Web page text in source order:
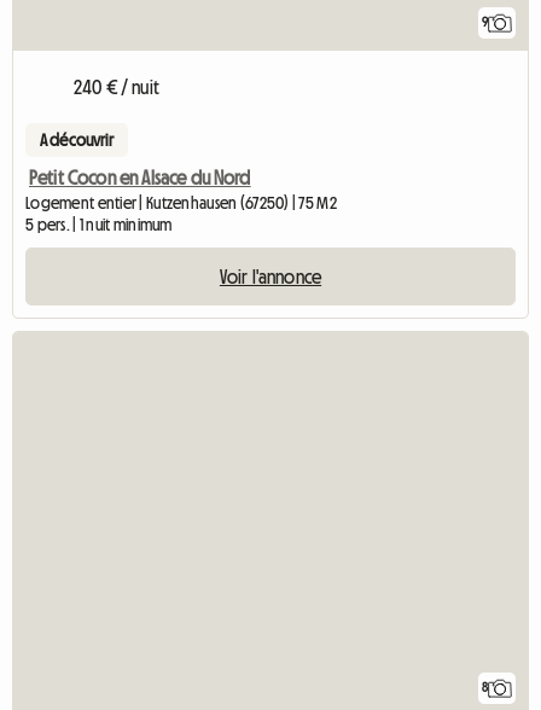
9
240 € / nuit
A découvrir
Petit Cocon en Alsace du Nord
Logement entier | Kutzenhausen (67250) | 75 M2
5 pers. | 1 nuit minimum
Voir l'annonce
8